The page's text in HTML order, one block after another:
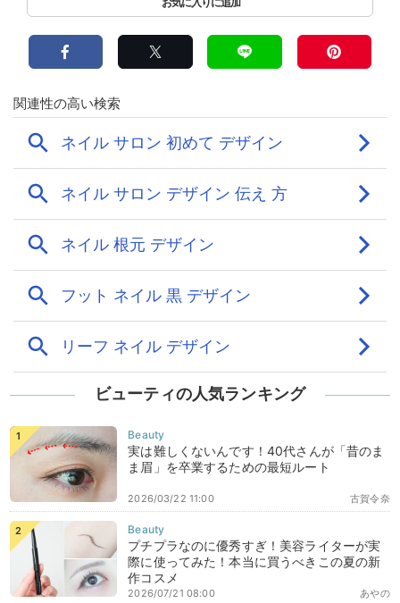
ビューティの人気ランキング
実は難しくないんです！40代さんが「昔のま
ま眉」を卒業するための最短ルート
古賀令奈
2026/03/22 11:00
プチプラなのに優秀すぎ！美容ライターが実
際に使ってみた！本当に買うべきこの夏の新
作コスメ
あやの
2026/07/21 08:00